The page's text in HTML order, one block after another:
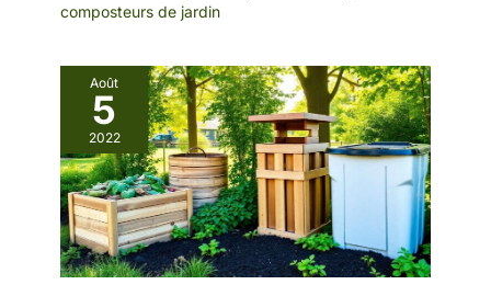
composteurs de jardin
Août
5
2022